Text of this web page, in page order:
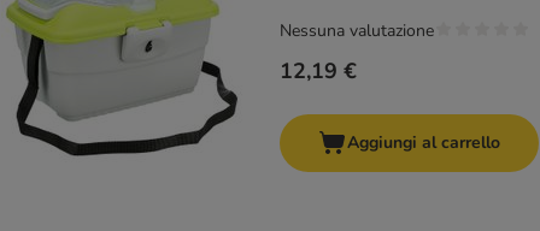
12,19 €
Nessuna valutazione
Aggiungi al carrello